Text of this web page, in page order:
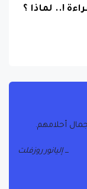
إليانور روزفلت